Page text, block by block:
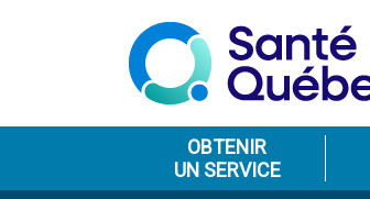
OBTENIR
UN SERVICE